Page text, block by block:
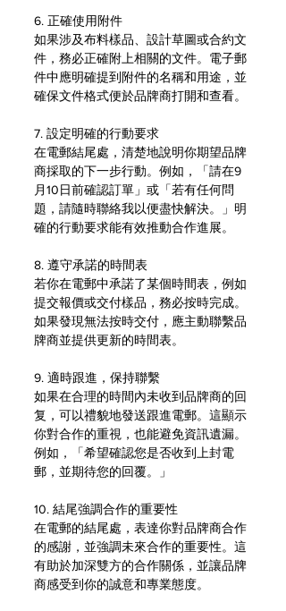
6. 正確使用附件
如果涉及布料樣品、設計草圖或合約文
件，務必正確附上相關的文件。電子郵
件中應明確提到附件的名稱和用途，並
確保文件格式便於品牌商打開和查看。
7. 設定明確的行動要求
在電郵結尾處，清楚地說明你期望品牌
商採取的下一步行動。例如，「請在9
月10日前確認訂單」或「若有任何問
題，請隨時聯絡我以便盡快解決。」明
確的行動要求能有效推動合作進展。
8. 遵守承諾的時間表
若你在電郵中承諾了某個時間表，例如
提交報價或交付樣品，務必按時完成。
如果發現無法按時交付，應主動聯繫品
牌商並提供更新的時間表。
9. 適時跟進，保持聯繫
如果在合理的時間內未收到品牌商的回
复，可以禮貌地發送跟進電郵。這顯示
你對合作的重視，也能避免資訊遺漏。
例如，「希望確認您是否收到上封電
郵，並期待您的回覆。」
10. 結尾強調合作的重要性
在電郵的結尾處，表達你對品牌商合作
的感謝，並強調未來合作的重要性。這
有助於加深雙方的合作關係，並讓品牌
商感受到你的誠意和專業態度。